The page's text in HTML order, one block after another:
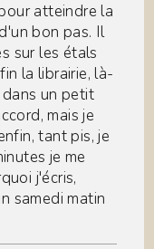
atteindre la
bon pas. Il
sur les étals
la librairie, là-
dans un petit
mais je
tant pis, je
je me
j'écris,
samedi matin